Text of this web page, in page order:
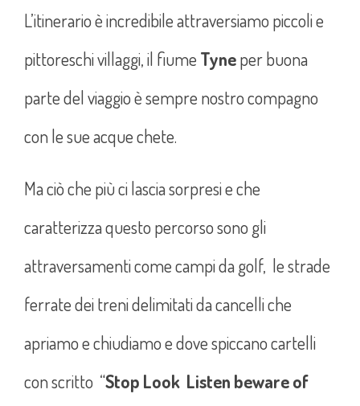
L’itinerario è incredibile attraversiamo piccoli e
pittoreschi villaggi, il fiume Tyneper buona
parte del viaggio è sempre nostro compagno
con le sue acque chete.
Ma ciò che più ci lascia sorpresi e che
caratterizza questo percorso sono gli
attraversamenti come campi da golf, le strade
ferrate dei treni delimitati da cancelli che
apriamo e chiudiamo e dove spiccano cartelli
con scritto “Stop Look Listen beware of